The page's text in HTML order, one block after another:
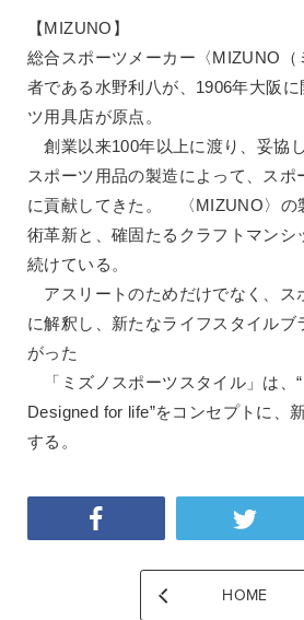
【MIZUNO】
総合スポーツメーカー〈MIZUNO（
者である水野利八が、1906年大阪
ツ用具店が原点。
創業以来100年以上に渡り、妥協
スポーツ用品の製造によって、スポ
に貢献してきた。 〈MIZUNO〉の
術革新と、確固たるクラフトマンシ
続けている。
アスリートのためだけでなく、ス
に解釈し、新たなライフスタイルブ
がった
「ミズノスポーツスタイル」は、
Designed for life”をコンセプトに、
する。
HOME